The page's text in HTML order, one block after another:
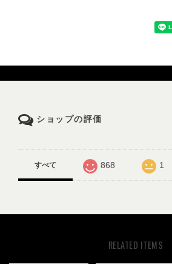
ショップの評価
すべて 868 1
RELATED ITEMS